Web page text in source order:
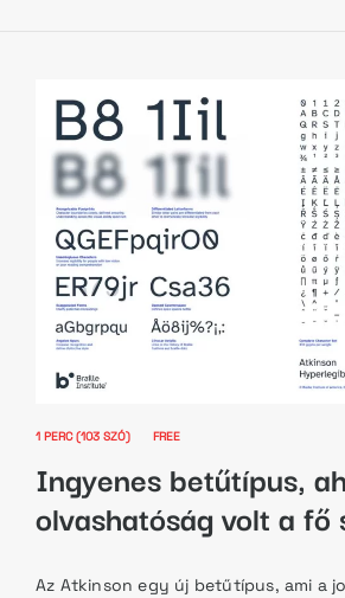
1 PERC (103 SZÓ) FREE
Ingyenes betűtípus,
olvashatóság volt a fő
Az Atkinson egy új betűtípus, ami a